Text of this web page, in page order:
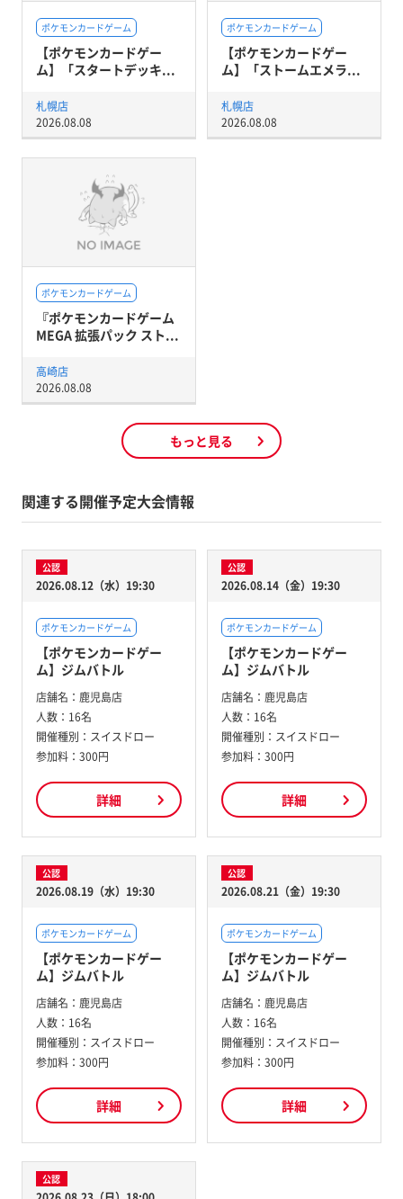
ポケモンカードゲーム
【ポケモンカードゲー
ム】「スタートデッキ...
札幌店
2026.08.08
ポケモンカードゲーム
【ポケモンカードゲー
ム】「ストームエメラ...
札幌店
2026.08.08
ポケモンカードゲーム
『ポケモンカードゲーム
MEGA 拡張パック スト...
高崎店
2026.08.08
もっと見る
関連する開催予定大会情報
公認
2026.08.12（水）19:30
ポケモンカードゲーム
【ポケモンカードゲー
ム】ジムバトル
店舗名： 鹿児島店
人数： 16名
開催種別： スイスドロー
参加料： 300円
詳細
公認
2026.08.14（金）19:30
ポケモンカードゲーム
【ポケモンカードゲー
ム】ジムバトル
店舗名： 鹿児島店
人数： 16名
開催種別： スイスドロー
参加料： 300円
詳細
公認
2026.08.19（水）19:30
ポケモンカードゲーム
【ポケモンカードゲー
ム】ジムバトル
店舗名： 鹿児島店
人数： 16名
開催種別： スイスドロー
参加料： 300円
詳細
公認
2026.08.21（金）19:30
ポケモンカードゲーム
【ポケモンカードゲー
ム】ジムバトル
店舗名： 鹿児島店
人数： 16名
開催種別： スイスドロー
参加料： 300円
詳細
公認